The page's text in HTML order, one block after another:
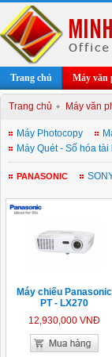
Trang chủ Máy văn
Trang chủ Máy văn
Máy Photocopy
Máy Quét - Số hóa
PANASONIC
Máy chiếu Panasonic
PT - LX270
12,930,000 VNĐ